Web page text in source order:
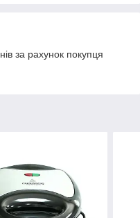
за рахунок покупця